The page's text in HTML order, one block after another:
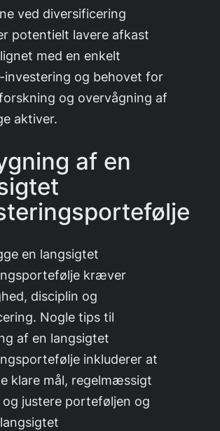
ved diversificering
potentielt lavere afkast
med en enkelt
investering og behovet for
og overvågning af
aktiver.
af en
en langsigtet
kræver
disciplin og
Nogle tips til
af en langsigtet
inkluderer at
klare mål, regelmæssigt
og justere porteføljen og